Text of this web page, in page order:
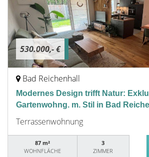
530.000,- €
Bad Reichenhall
Modernes Design trifft Natur:
Gartenwohng. m. Stil in Bad
Terrassenwohnung
87 m²
WOHNFLÄCHE
3
ZIMMER